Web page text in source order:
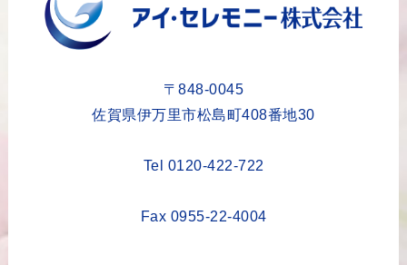
2023年8月
2023年6月
〒848-0045
佐賀県伊万里市松島町408番地30
Tel 0120-422-722
Fax 0955-22-4004